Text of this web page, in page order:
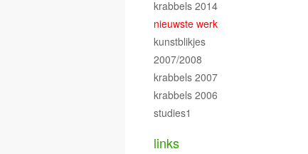
krabbels 2014
nieuwste werk
kunstblikjes
2007/2008
krabbels 2007
krabbels 2006
studies1
links